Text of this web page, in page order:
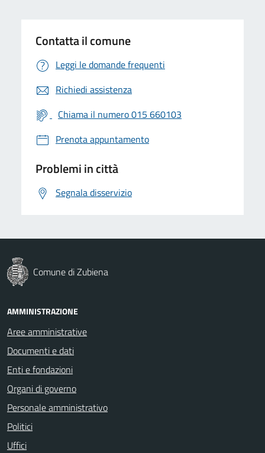
Contatta il comune
Leggi le domande frequenti
Richiedi assistenza
Chiama il numero 015 660103
Prenota appuntamento
Problemi in città
Segnala disservizio
Comune di Zubiena
AMMINISTRAZIONE
Aree amministrative
Documenti e dati
Enti e fondazioni
Organi di governo
Personale amministrativo
Politici
Uffici